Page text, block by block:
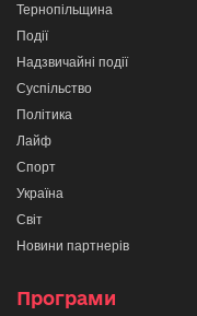
Тернопільщина
Події
Надзвичайні події
Суспільство
Політика
Лайф
Спорт
Україна
Світ
Новини партнерів
Програми